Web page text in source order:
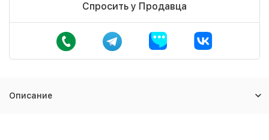
Спросить у Продавца
Описание